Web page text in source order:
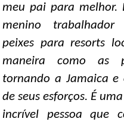
meu pai para melhor.
menino trabalhador
peixes para resorts
maneira como as
tornando a Jamaica
de seus esforços. É
incrível pessoa que